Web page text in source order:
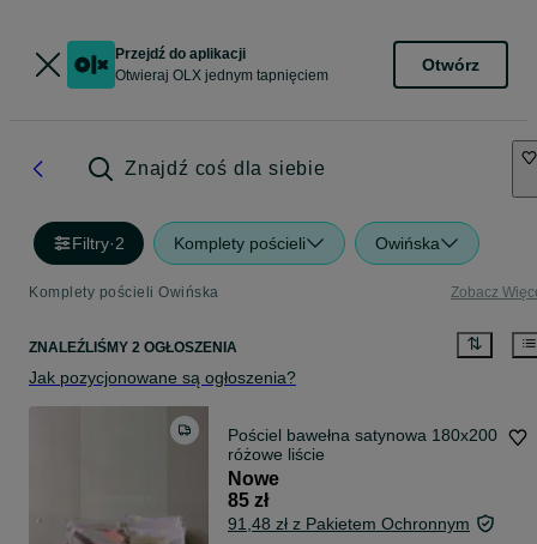
Przejdź do aplikacji
Otwieraj OLX jednym tapnięciem
Otwórz
Znajdź coś dla siebie
Filtry·2 Komplety pościeli Owińska
Komplety pościeli Owińska Zobacz
ZNALEŹLIŚMY 2 OGŁOSZENIA
Jak pozycjonowane są ogłoszenia?
Pościel bawełna satynowa 180x200
różowe liście
Nowe
85 zł
91,48 zł z Pakietem Ochronnym